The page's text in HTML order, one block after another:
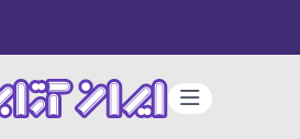
دسته‌بندی